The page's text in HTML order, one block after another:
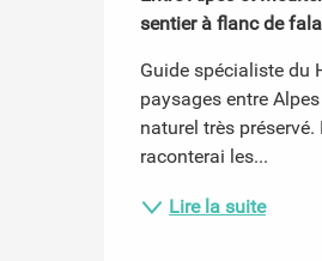
sentier à flanc de
Guide spécialiste du
paysages entre
naturel très
raconterai les...
Lire la suite